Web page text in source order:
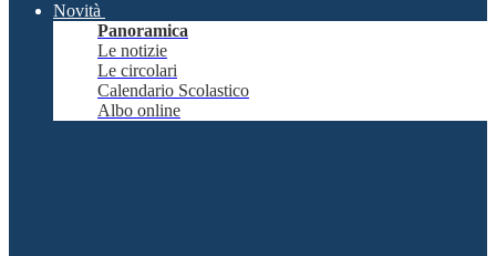
Novità
Panoramica
Le notizie
Le circolari
Calendario Scolastico
Albo online